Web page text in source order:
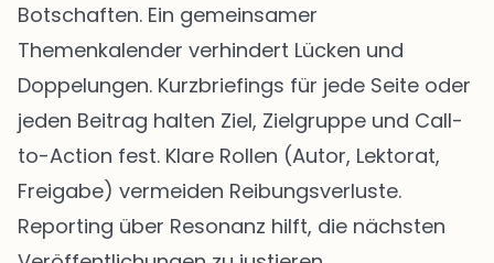
Botschaften. Ein gemeinsamer
Themenkalender verhindert Lücken und
Doppelungen. Kurzbriefings für jede Seite oder
jeden Beitrag halten Ziel, Zielgruppe und Call-
to-Action fest. Klare Rollen (Autor, Lektorat,
Freigabe) vermeiden Reibungsverluste.
Reporting über Resonanz hilft, die nächsten